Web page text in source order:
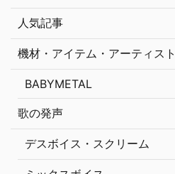
人気記事
機材・アイテム・アーティスト
BABYMETAL
歌の発声
デスボイス・スクリーム